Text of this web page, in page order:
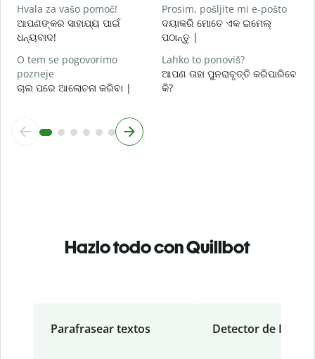
Hvala za vašo pomoč!
ଆପଣଙ୍କର ସାହାଯ୍ୟ ପାଇଁ
ଧନ୍ୟବାଦ!
Prosim, pošljite mi e-pošto
ଦୟାକରି ମୋତେ ଏକ ଇମେଲ୍
ପଠାନ୍ତୁ |
O tem se pogovorimo
pozneje
ଚାଲ ପରେ ଆଲୋଚନା କରିବା |
Lahko to ponoviš?
ଆପଣ ତାହା ପୁନରାବୃତ୍ତି କରିପାରିବେ
କି?
Hazlo todo con Quillbot
Parafrasear textos Detector de IA